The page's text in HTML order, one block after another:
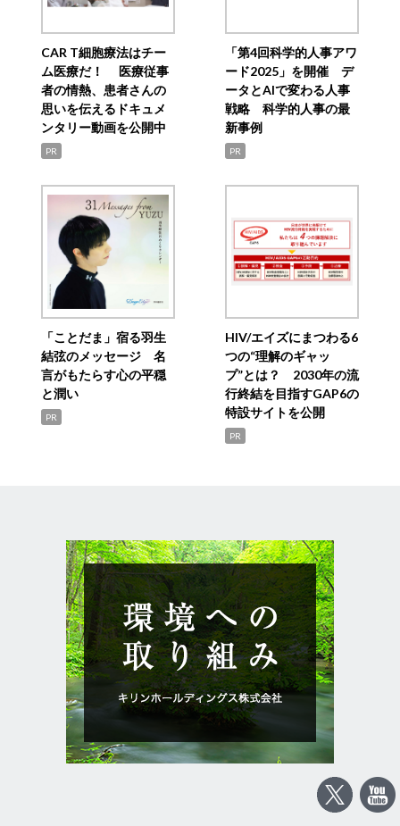
CAR T細胞療法はチー
ム医療だ！ 医療従事
者の情熱、患者さんの
思いを伝えるドキュメ
ンタリー動画を公開中
PR
「第4回科学的人事アワ
ード2025」を開催 デ
ータとAIで変わる人事
戦略 科学的人事の最
新事例
PR
「ことだま」宿る羽生
結弦のメッセージ 名
言がもたらす心の平穏
と潤い
PR
HIV/エイズにまつわる6
つの“理解のギャッ
プ”とは？ 2030年の流
行終結を目指すGAP6の
特設サイトを公開
PR